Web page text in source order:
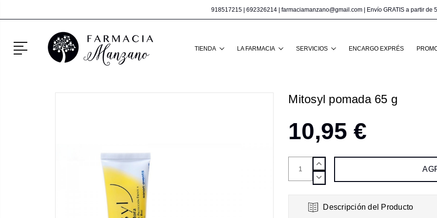
918517215 692326214 farmaciamanzano@gmail.com | Envío GRATIS a partir de
Menú TIENDA LA FARMACIA SERVICIOS ENCARGO EXPRÉS
Mitosyl pomada 65 g
10,95 €
AUMENTAR
CANTIDAD:
DISMINUIR
CANTIDAD:
Descripción del Producto